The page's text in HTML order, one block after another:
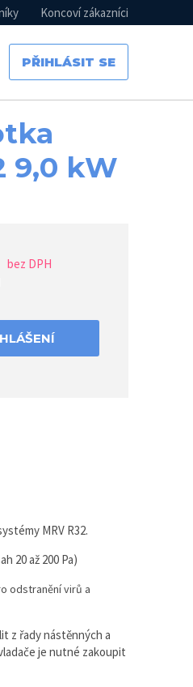
Koncoví zákazníci
PŘIHLÁSIT SE
9,0 kW
bez DPH
MRV R32.
20 až 200 Pa)
odstranění virů a
z řady nástěnných a
je nutné zakoupit